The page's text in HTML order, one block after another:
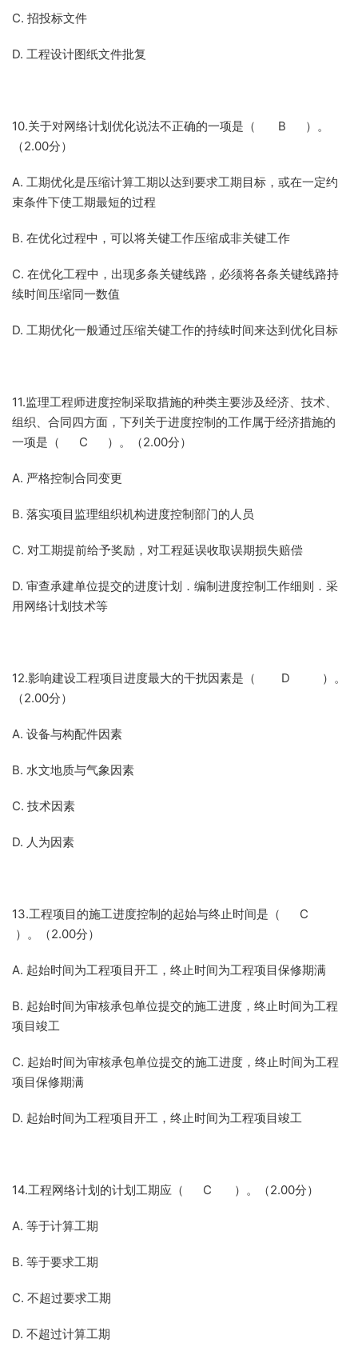
C. 招投标文件
D. 工程设计图纸文件批复
10.关于对网络计划优化说法不正确的一项是（ B ）。
（2.00分）
A. 工期优化是压缩计算工期以达到要求工期目标，或在一定约
束条件下使工期最短的过程
B. 在优化过程中，可以将关键工作压缩成非关键工作
C. 在优化工程中，出现多条关键线路，必须将各条关键线路持
续时间压缩同一数值
D. 工期优化一般通过压缩关键工作的持续时间来达到优化目标
11.监理工程师进度控制采取措施的种类主要涉及经济、技术、
组织、合同四方面，下列关于进度控制的工作属于经济措施的
一项是（ C ）。（2.00分）
A. 严格控制合同变更
B. 落实项目监理组织机构进度控制部门的人员
C. 对工期提前给予奖励，对工程延误收取误期损失赔偿
D. 审查承建单位提交的进度计划．编制进度控制工作细则．采
用网络计划技术等
12.影响建设工程项目进度最大的干扰因素是（ D ）。
（2.00分）
A. 设备与构配件因素
B. 水文地质与气象因素
C. 技术因素
D. 人为因素
13.工程项目的施工进度控制的起始与终止时间是（ C
）。（2.00分）
A. 起始时间为工程项目开工，终止时间为工程项目保修期满
B. 起始时间为审核承包单位提交的施工进度，终止时间为工程
项目竣工
C. 起始时间为审核承包单位提交的施工进度，终止时间为工程
项目保修期满
D. 起始时间为工程项目开工，终止时间为工程项目竣工
14.工程网络计划的计划工期应（ C ）。（2.00分）
A. 等于计算工期
B. 等于要求工期
C. 不超过要求工期
D. 不超过计算工期